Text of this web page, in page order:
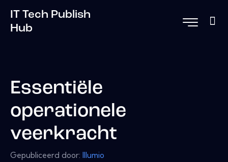
IT Tech Publish
Hub
Essentiële
operationele
veerkracht
Gepubliceerd door: Illumio